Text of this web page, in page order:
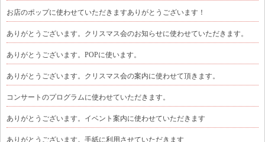
お店のポップに使わせていただきますありがとうございます！
ありがとうございます。クリスマス会のお知らせに使わせていただきます。
ありがとうございます。POPに使います。
ありがとうございます。クリスマス会の案内に使わせて頂きます。
コンサートのプログラムに使わせていただきます。
ありがとうございます。イベント案内に使わせていただきます
ありがとうございます。手紙に利用させていただきます